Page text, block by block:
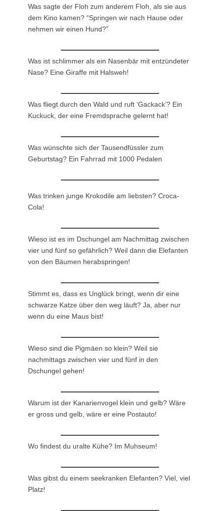
Was sagte der Floh zum anderem Floh, als sie aus
dem Kino kamen? “Springen wir nach Hause oder
nehmen wir einen Hund?”
Was ist schlimmer als ein Nasenbär mit entzündeter
Nase? Eine Giraffe mit Halsweh!
Was fliegt durch den Wald und ruft ‘Gackack’? Ein
Kuckuck, der eine Fremdsprache gelernt hat!
Was wünschte sich der Tausendfüssler zum
Geburtstag? Ein Fahrrad mit 1000 Pedalen
Was trinken junge Krokodile am liebsten? Croca-
Cola!
Wieso ist es im Dschungel am Nachmittag zwischen
vier und fünf so gefährlich? Weil dann die Elefanten
von den Bäumen herabspringen!
Stimmt es, dass es Unglück bringt, wenn dir eine
schwarze Katze über den weg läuft? Ja, aber nur
wenn du eine Maus bist!
Wieso sind die Pigmäen so klein? Weil sie
nachmittags zwischen vier und fünf in den
Dschungel gehen!
Warum ist der Kanarienvogel klein und gelb? Wäre
er gross und gelb, wäre er eine Postauto!
Wo findest du uralte Kühe? Im Muhseum!
Was gibst du einem seekranken Elefanten? Viel, viel
Platz!